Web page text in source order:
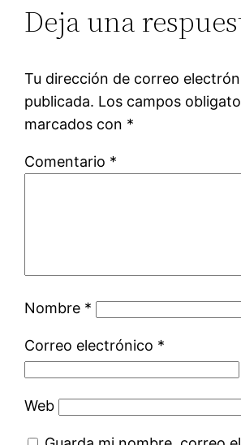
Deja una
Tu dirección de correo
publicada. Los campos
marcados con *
Comentario *
Nombre *
Correo electrónico *
Web